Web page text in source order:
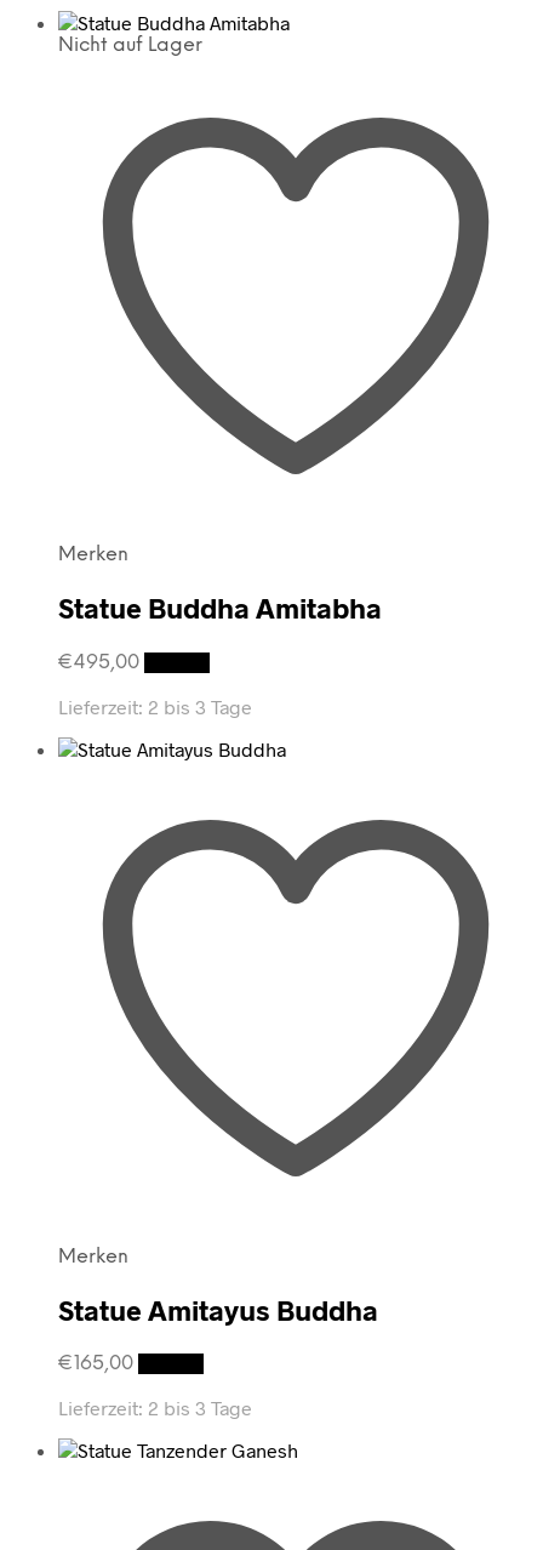
Nicht auf Lager
Merken
Statue Buddha Amitabha
€495,00
Lieferzeit: 2 bis 3 Tage
Merken
Statue Amitayus Buddha
€165,00
Lieferzeit: 2 bis 3 Tage